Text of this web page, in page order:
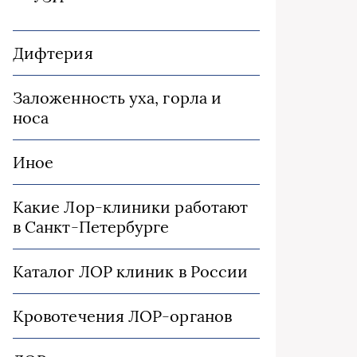
Дифтерия
Заложенность уха, горла и
носа
Иное
Какие Лор-клиники работают
в Санкт-Петербурге
Каталог ЛОР клиник в России
Кровотечения ЛОР-органов